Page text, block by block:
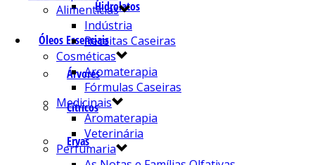
Hidrolatos
Óleos Essenciais
Árvores
Cítricos
Ervas
Alimentícias
Indústria
Receitas Caseiras
Cosméticas
Aromaterapia
Fórmulas Caseiras
Medicinais
Aromaterapia
Veterinária
Perfumaria